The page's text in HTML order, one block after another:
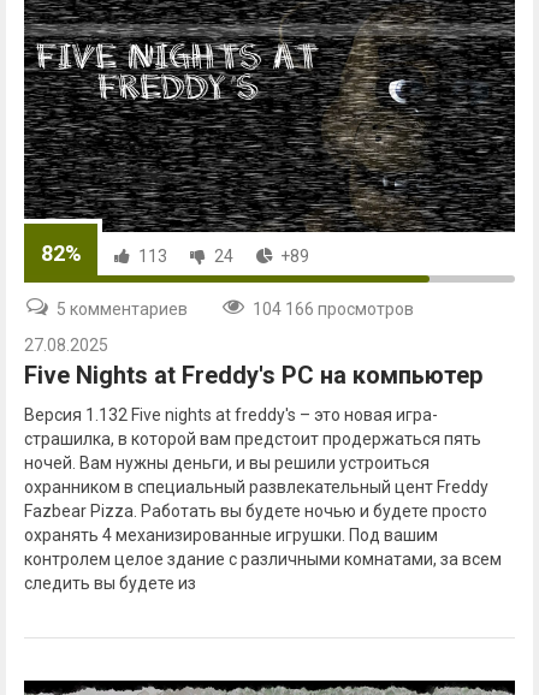
82% 113 24 +89
5 комментариев
104 166 просмотров
27.08.2025
Five Nights at Freddy's PC на компьютер
Версия 1.132 Five nights at freddy's – это новая игра-
страшилка, в которой вам предстоит продержаться пять
ночей. Вам нужны деньги, и вы решили устроиться
охранником в специальный развлекательный цент Freddy
Fazbear Pizza. Работать вы будете ночью и будете просто
охранять 4 механизированные игрушки. Под вашим
контролем целое здание с различными комнатами, за всем
следить вы будете из